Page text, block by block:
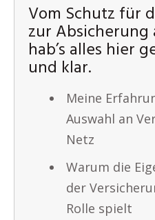
Vom Schutz für
zur Absicherung
hab’s alles hier
und klar.
Meine
Auswahl an
Netz
Warum die
der
Rolle spielt